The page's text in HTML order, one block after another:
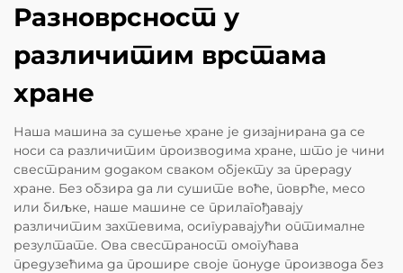
Разноврсност у
различитим врстама
хране
Наша машина за сушење хране је дизајнирана да се
носи са различитим производима хране, што је чини
свестраним додаком сваком објекту за прераду
хране. Без обзира да ли сушите воће, поврће, месо
или биљке, наше машине се прилагођавају
различитим захтевима, осигуравајући оптималне
резултате. Ова свестраност омогућава
предузећима да прошире своје понуде производа без